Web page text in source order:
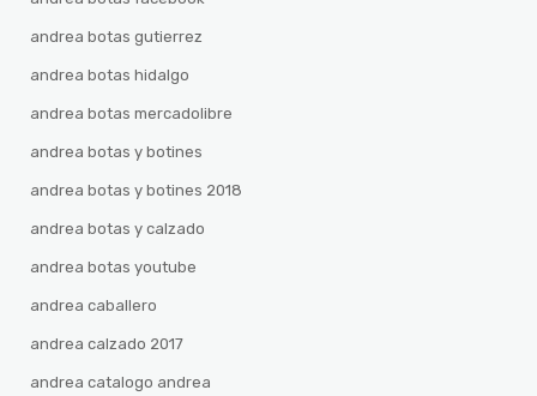
andrea botas gutierrez
andrea botas hidalgo
andrea botas mercadolibre
andrea botas y botines
andrea botas y botines 2018
andrea botas y calzado
andrea botas youtube
andrea caballero
andrea calzado 2017
andrea catalogo andrea